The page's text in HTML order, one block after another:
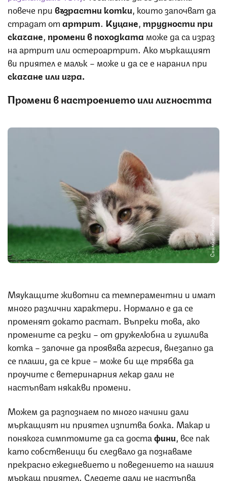
повече привъзрастни котки , които започват да
страдат отартрит. Куцане трудности при
скачане промени в походката може да са израз
на артрит или остероартрит. Ако мъркащият
ви приятел е малък – може и да се е наранил при
скачане или игра.
Промени в настроението или личността
Снимка: Pixabay
Мяукащите животни са темпераментни и имат
много различни характери. Нормално е да се
променят докато растат. Въпреки това, ако
промените са резки – от дружелюбна и гушлива
котка – започне да проявява агресия, внезапно да
се плаши, да се крие – може би ще трябва да
проучите с ветеринарния лекар дали не
настъпват някакви промени.
Можем да разпознаем по много начини дали
мъркащият ни приятел изпитва болка. Макар и
понякога симптомите да са достафини, все пак
като собственици би следвало да познаваме
прекрасно ежедневието и поведението на нашия
мъркащ приятел. Следете дали не настъпва